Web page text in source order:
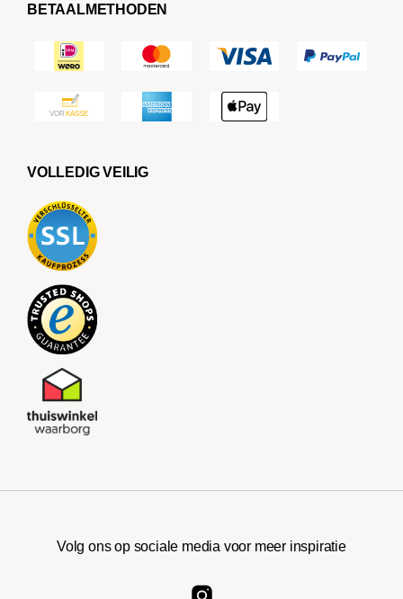
BETAALMETHODEN
VOLLEDIG VEILIG
Volg ons op sociale media voor meer inspiratie